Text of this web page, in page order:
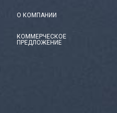
О КОМПАНИИ
КОММЕРЧЕСКОЕ
ПРЕДЛОЖЕНИЕ